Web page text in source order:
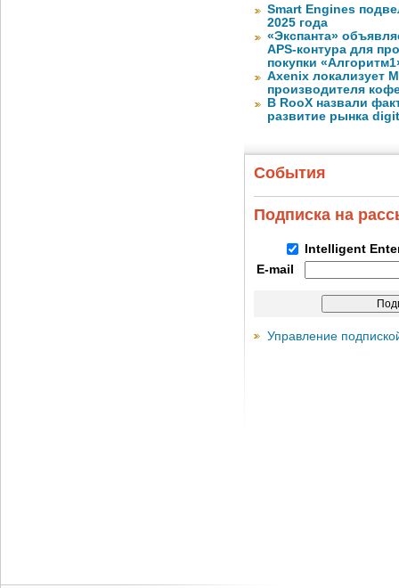
Smart Engines
2025 года
«Экспанта»
APS-контура для
покупки
Axenix локализует
производителя
В RooX назвали
развитие рынка
События
Подписка на
Intelligent
E-mail
Управление